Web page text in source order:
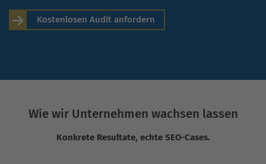
Kostenlosen Audit anfordern
Wie wir Unternehmen wachsen lassen
Konkrete Resultate, echte SEO-Cases.